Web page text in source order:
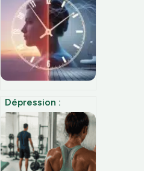
Dépression :
pourquoi votre
humeur s’améliore-
t-elle le soir ?